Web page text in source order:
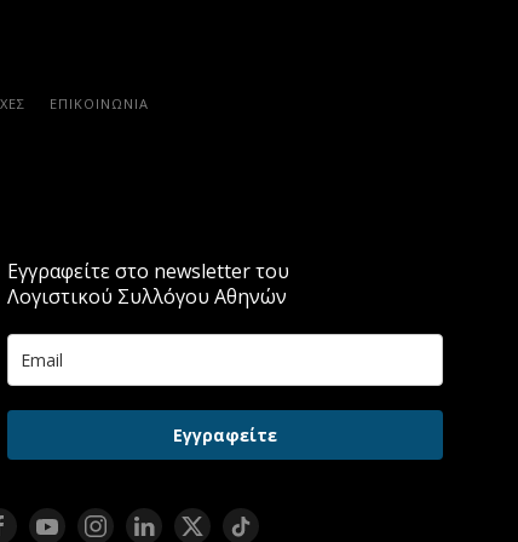
ΕΠΙΚΟΙΝΩΝΊΑ
Εγγραφείτε στο newsletter του
Λογιστικού Συλλόγου Αθηνών
Εγγραφείτε